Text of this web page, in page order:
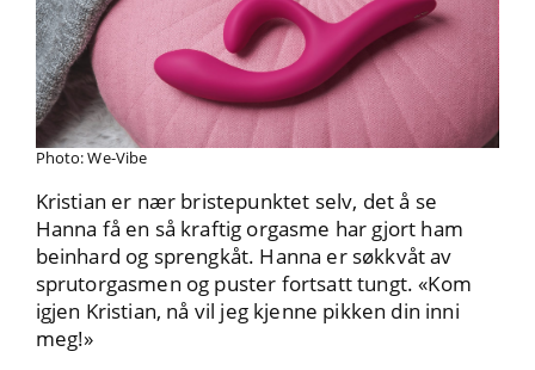
Photo: We-Vibe
Kristian er nær bristepunktet selv, det å se
Hanna få en så kraftig orgasme har gjort ham
beinhard og sprengkåt. Hanna er søkkvåt av
sprutorgasmen og puster fortsatt tungt. «Kom
igjen Kristian, nå vil jeg kjenne pikken din inni
meg!»